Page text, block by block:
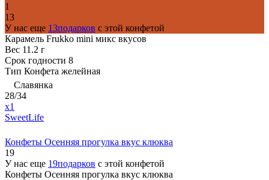
1
13
У нас еще 13подарков с этой конфетой
Карамель Frukko mini микс вкусов
Вес 11.2 г
Срок годности 8
Тип Конфета желейная
Славянка
28/34
x1
SweetLife
Конфеты Осенняя прогулка вкус клюква
19
У нас еще 19подарков с этой конфетой
Конфеты Осенняя прогулка вкус клюква